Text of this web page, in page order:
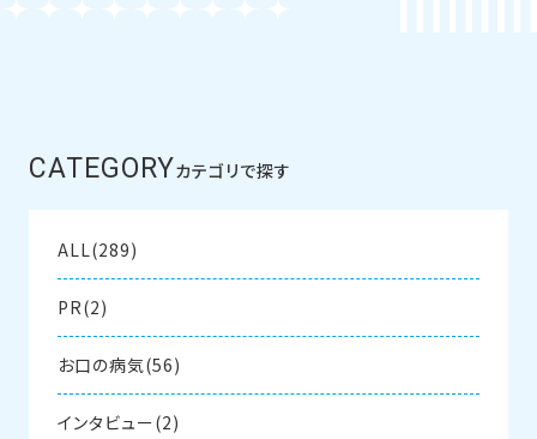
CATEGORYカテゴリで探す
ALL(289)
PR(2)
お口の病気(56)
インタビュー(2)